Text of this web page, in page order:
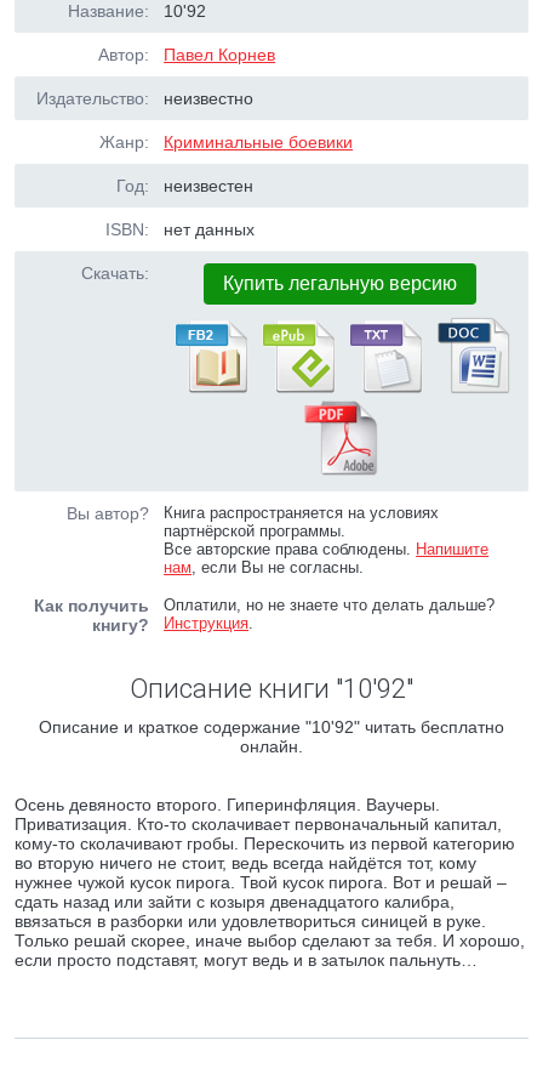
Название: 10'92
Автор: Павел Корнев
Издательство: неизвестно
Жанр: Криминальные боевики
Год: неизвестен
ISBN: нет данных
Скачать: Купить легальную версию
Вы автор?
Книга распространяется на условиях
партнёрской программы.
Все авторские права соблюдены. Напишите
нам, если Вы не согласны.
Как получить
книгу?
Оплатили, но не знаете что делать дальше?
Инструкция.
Описание книги "10'92"
Описание и краткое содержание "10'92" читать бесплатно
онлайн.
Осень девяносто второго. Гиперинфляция. Ваучеры.
Приватизация. Кто-то сколачивает первоначальный капитал,
кому-то сколачивают гробы. Перескочить из первой категорию
во вторую ничего не стоит, ведь всегда найдётся тот, кому
нужнее чужой кусок пирога. Твой кусок пирога. Вот и решай –
сдать назад или зайти с козыря двенадцатого калибра,
ввязаться в разборки или удовлетвориться синицей в руке.
Только решай скорее, иначе выбор сделают за тебя. И хорошо,
если просто подставят, могут ведь и в затылок пальнуть…